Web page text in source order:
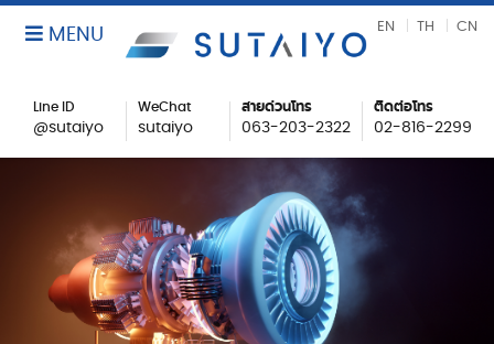
Line ID
@sutaiyo
WeChat
sutaiyo
สายด่วนโทร
063-203-2322
ติดต่อโทร
02-816-2299
MENU EN TH CN